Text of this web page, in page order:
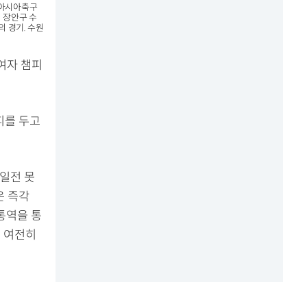
시아축구
안구 수
경기. 수원
챔피
를 두고
전 못
즉각
역을 통
전히